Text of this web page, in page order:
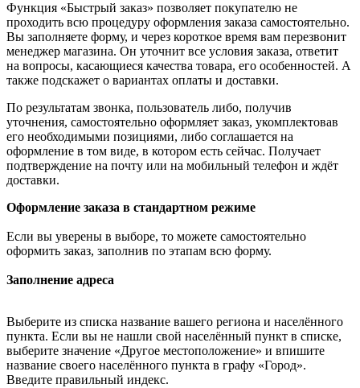
Функция «Быстрый заказ» позволяет покупателю не
проходить всю процедуру оформления заказа самостоятельно.
Вы заполняете форму, и через короткое время вам перезвонит
менеджер магазина. Он уточнит все условия заказа, ответит
на вопросы, касающиеся качества товара, его особенностей. А
также подскажет о вариантах оплаты и доставки.
По результатам звонка, пользователь либо, получив
уточнения, самостоятельно оформляет заказ, укомплектовав
его необходимыми позициями, либо соглашается на
оформление в том виде, в котором есть сейчас. Получает
подтверждение на почту или на мобильный телефон и ждёт
доставки.
Оформление заказа в стандартном режиме
Если вы уверены в выборе, то можете самостоятельно
оформить заказ, заполнив по этапам всю форму.
Заполнение адреса
Выберите из списка название вашего региона и населённого
пункта. Если вы не нашли свой населённый пункт в списке,
выберите значение «Другое местоположение» и впишите
название своего населённого пункта в графу «Город».
Введите правильный индекс.